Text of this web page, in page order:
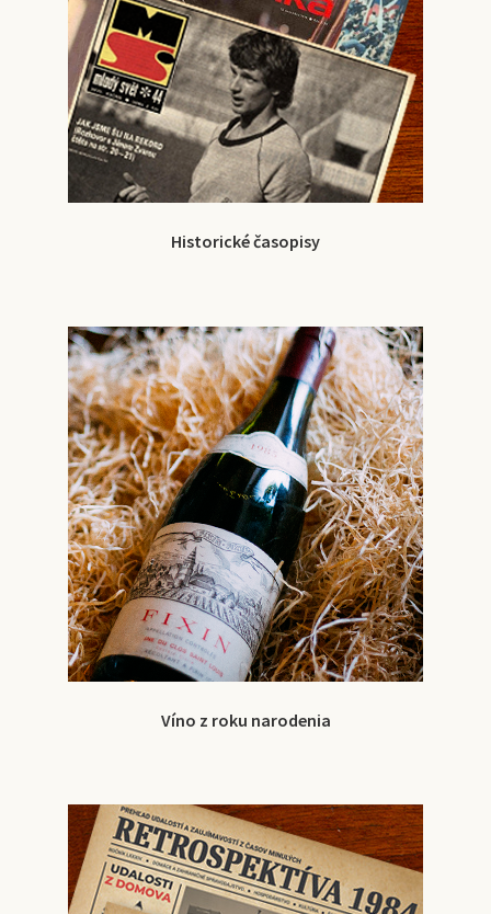
Historické časopisy
Víno z roku narodenia